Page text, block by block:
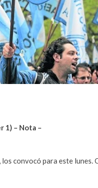
1) – Nota –
convocó para este